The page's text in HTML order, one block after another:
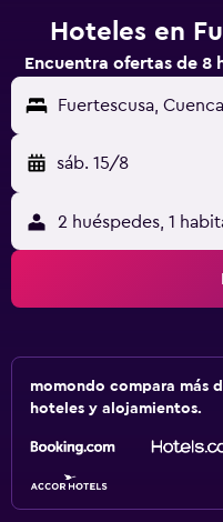
Hoteles en
Encuentra ofertas de 8
Fuertescusa,
sáb. 15/8
2 huéspedes, 1
momondo compara más
hoteles y alojamientos.